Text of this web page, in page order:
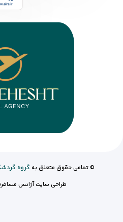
© تمامی حقوق متعلق به گروه
طراحی سایت آژانس